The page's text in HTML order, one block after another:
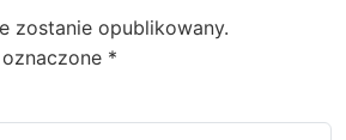
zostanie opublikowany.
*